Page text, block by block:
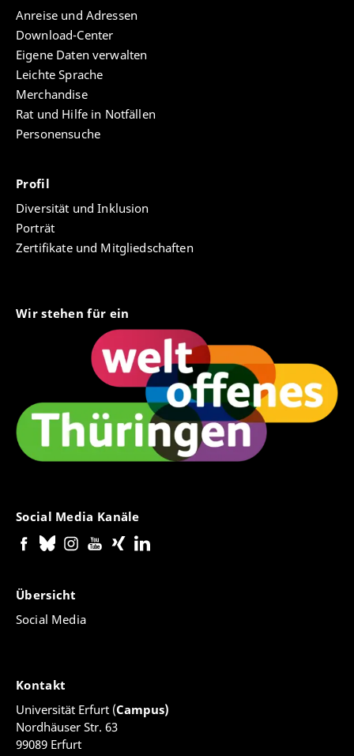
Anreise und Adressen
Download-Center
Eigene Daten verwalten
Leichte Sprache
Merchandise
Rat und Hilfe in Notfällen
Personensuche
Profil
Diversität und Inklusion
Porträt
Zertifikate und Mitgliedschaften
Wir stehen für ein
Social Media Kanäle
Übersicht
Social Media
Kontakt
Universität Erfurt (Campus)
Nordhäuser Str. 63
99089 Erfurt